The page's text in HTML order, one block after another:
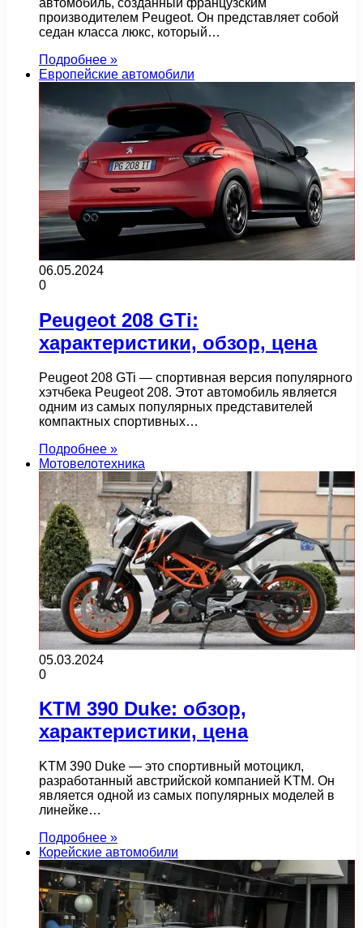
производителем Peugeot. Он представляет собой
седан класса люкс, который…
Подробнее »
Европейские автомобили
06.05.2024
0
Peugeot 208 GTi:
характеристики, обзор, цена
Peugeot 208 GTi — спортивная версия популярного
хэтчбека Peugeot 208. Этот автомобиль является
одним из самых популярных представителей
компактных спортивных…
Подробнее »
Мотовелотехника
05.03.2024
0
KTM 390 Duke: обзор,
характеристики, цена
KTM 390 Duke — это спортивный мотоцикл,
разработанный австрийской компанией KTM. Он
является одной из самых популярных моделей в
линейке…
Подробнее »
Корейские автомобили